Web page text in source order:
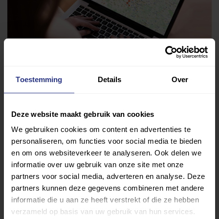
Toestemming Details Over
Deze website maakt gebruik van cookies
We gebruiken cookies om content en advertenties te
personaliseren, om functies voor social media te bieden
en om ons websiteverkeer te analyseren. Ook delen we
informatie over uw gebruik van onze site met onze
partners voor social media, adverteren en analyse. Deze
partners kunnen deze gegevens combineren met andere
informatie die u aan ze heeft verstrekt of die ze hebben
verzameld op basis van uw gebruik van hun services.
Vind jouw sport
Van atletiek tot zwemmen: met onze Sportzoeker
vind je gemakkelijk jouw favoriete sport of activiteit.
Met meer dan 4250 sportclubs is er altijd een sport
die bij je past.
Sport zoeken